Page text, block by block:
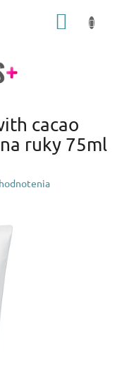
cacao
ruky 75ml